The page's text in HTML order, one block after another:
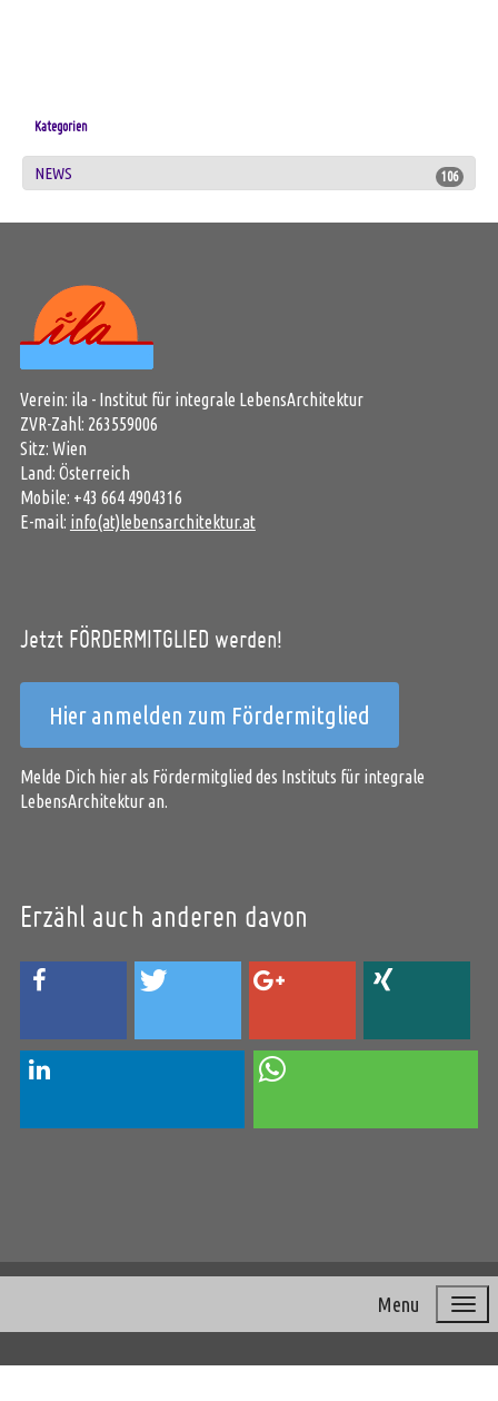
Kategorien
106
NEWS
Verein: ila - Institut für integrale LebensArchitektur
ZVR-Zahl: 263559006
Sitz: Wien
Land: Österreich
Mobile: +43 664 4904316
E-mail: info(at)lebensarchitektur.at
Jetzt FÖRDERMITGLIED werden!
Hier anmelden zum Fördermitglied
Melde Dich hier als Fördermitglied des Instituts für integrale
LebensArchitektur an.
Erzähl auch anderen davon
Menu